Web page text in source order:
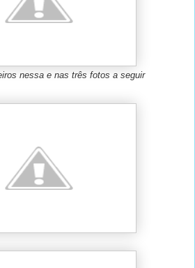
nessa e nas três fotos a seguir